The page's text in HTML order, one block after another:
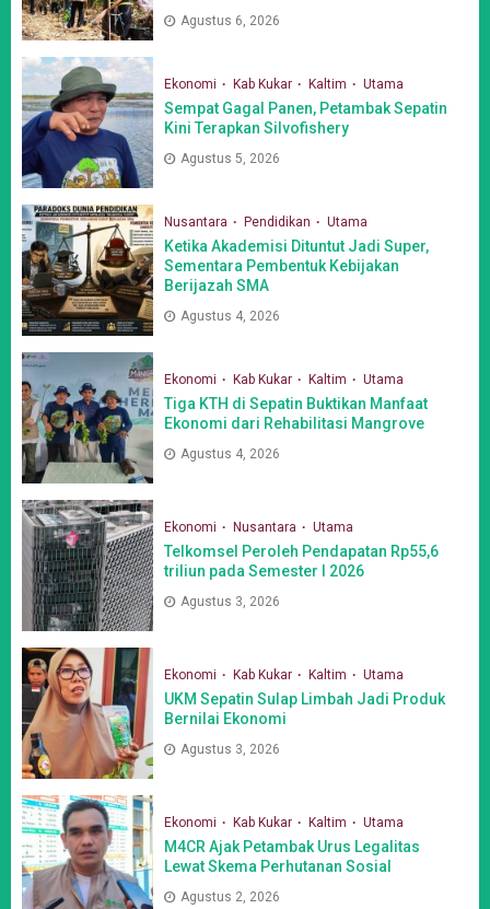
Agustus 6, 2026
Ekonomi Kab Kukar Kaltim Utama
Sempat Gagal Panen, Petambak Sepatin
Kini Terapkan Silvofishery
Agustus 5, 2026
Nusantara Pendidikan Utama
Ketika Akademisi Dituntut Jadi Super,
Sementara Pembentuk Kebijakan
Berijazah SMA
Agustus 4, 2026
Ekonomi Kab Kukar Kaltim Utama
Tiga KTH di Sepatin Buktikan Manfaat
Ekonomi dari Rehabilitasi Mangrove
Agustus 4, 2026
Ekonomi Nusantara Utama
Telkomsel Peroleh Pendapatan Rp55,6
triliun pada Semester I 2026
Agustus 3, 2026
Ekonomi Kab Kukar Kaltim Utama
UKM Sepatin Sulap Limbah Jadi Produk
Bernilai Ekonomi
Agustus 3, 2026
Ekonomi Kab Kukar Kaltim Utama
M4CR Ajak Petambak Urus Legalitas
Lewat Skema Perhutanan Sosial
Agustus 2, 2026